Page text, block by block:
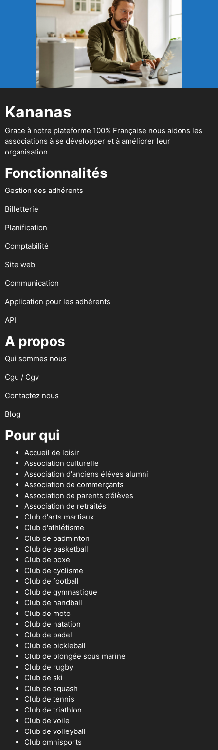
Kananas
Grace à notre plateforme 100% Française nous aidons les
associations à se développer et à améliorer leur
organisation.
Fonctionnalités
Gestion des adhérents
Billetterie
Planification
Comptabilité
Site web
Communication
Application pour les adhérents
API
A propos
Qui sommes nous
Cgu / Cgv
Contactez nous
Blog
Pour qui
Accueil de loisir
Association culturelle
Association d'anciens éléves alumni
Association de commerçants
Association de parents d’élèves
Association de retraités
Club d'arts martiaux
Club d'athlétisme
Club de badminton
Club de basketball
Club de boxe
Club de cyclisme
Club de football
Club de gymnastique
Club de handball
Club de moto
Club de natation
Club de padel
Club de pickleball
Club de plongée sous marine
Club de rugby
Club de ski
Club de squash
Club de tennis
Club de triathlon
Club de voile
Club de volleyball
Club omnisports